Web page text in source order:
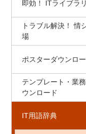
即効！ ITライブラ
トラブル解決！ 情
場
ポスターダウンロ
テンプレート・業
ウンロード
IT用語辞典